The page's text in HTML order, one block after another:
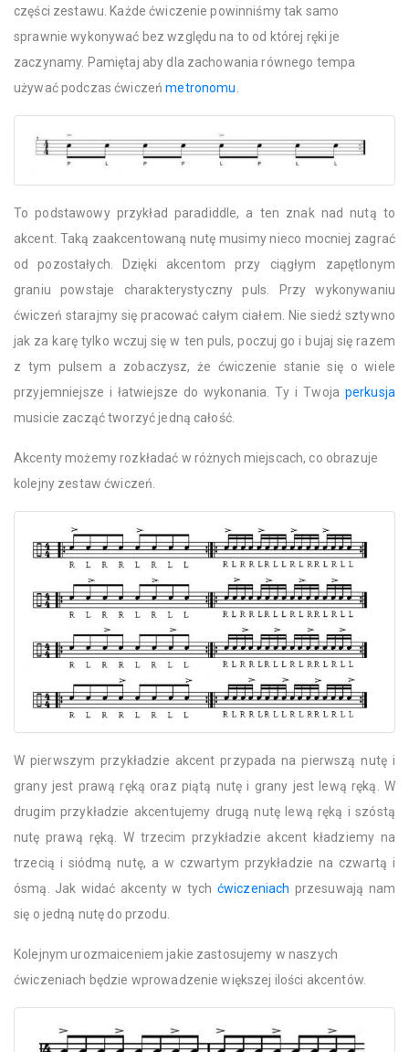
części zestawu. Każde ćwiczenie powinniśmy tak samo
sprawnie wykonywać bez względu na to od której ręki je
zaczynamy. Pamiętaj aby dla zachowania równego tempa
używać podczas ćwiczeńmetronomu
To podstawowy przykład paradiddle, a ten znak nad nutą to
akcent. Taką zaakcentowaną nutę musimy nieco mocniej zagrać
od pozostałych. Dzięki akcentom przy ciągłym zapętlonym
graniu powstaje charakterystyczny puls. Przy wykonywaniu
ćwiczeń starajmy się pracować całym ciałem. Nie siedź sztywno
jak za karę tylko wczuj się w ten puls, poczuj go i bujaj się razem
z tym pulsem a zobaczysz, że ćwiczenie stanie się o wiele
przyjemniejsze i łatwiejsze do wykonania. Ty i Twoja perkusja
musicie zacząć tworzyć jedną całość.
Akcenty możemy rozkładać w różnych miejscach, co obrazuje
kolejny zestaw ćwiczeń.
W pierwszym przykładzie akcent przypada na pierwszą nutę i
grany jest prawą ręką oraz piątą nutę i grany jest lewą ręką. W
drugim przykładzie akcentujemy drugą nutę lewą ręką i szóstą
nutę prawą ręką. W trzecim przykładzie akcent kładziemy na
trzecią i siódmą nutę, a w czwartym przykładzie na czwartą i
ósmą. Jak widać akcenty w tych ćwiczeniach przesuwają nam
się o jedną nutę do przodu.
Kolejnym urozmaiceniem jakie zastosujemy w naszych
ćwiczeniach będzie wprowadzenie większej ilości akcentów.